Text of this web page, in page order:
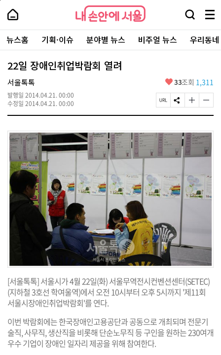
본
로
가
내
손
안
에
서
울
-
서
울
시
대
표
소
포
털
내
손
에
울
검
창
열
기
메
뉴
전
체
보
주
요
서
뉴스홈 기획·이슈 분야별 뉴스 비주얼 뉴스 우리동
22일 장애인취업박람회 열려
서울톡톡
발행일 2014.04.21. 00:00
수정일 2014.04.21. 00:00
좋
요
33조회 1,311
페
이
U
R
L
복
사
S
N
공
유
하
기
글
자
기
크
게
변
기
글
자
기
작
게
변
기
[서울톡톡] 서울시가 4월 22일(화) 서울무역전시컨벤션센터(SETEC)
(지하철 3호선 학여울역)에서 오전 10시부터 오후 5시까지 '제11회
서울시장애인취업박람회'를 연다.
이번 박람회에는 한국장애인고용공단과 공동으로 개최되며 전문기
술직, 사무직, 생산직을 비롯해 단순노무직 등 구인을 원하는 230여개
우수 기업이 장애인 일자리 제공을 위해 참여한다.
페
상
단
로